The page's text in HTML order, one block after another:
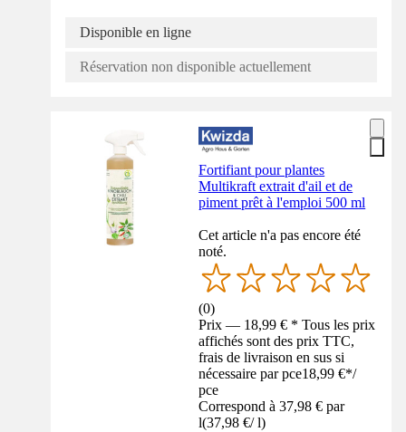
Disponible en ligne
Réservation non disponible actuellement
Fortifiant pour plantes
Multikraft extrait d'ail et de
piment prêt à l'emploi 500 ml
Cet article n'a pas encore été
noté.
(0)
Prix — 18,99 € * Tous les prix
affichés sont des prix TTC,
frais de livraison en sus si
nécessaire par pce18,99 €*/
pce
Correspond à 37,98 € par
l(37,98 €/ l)